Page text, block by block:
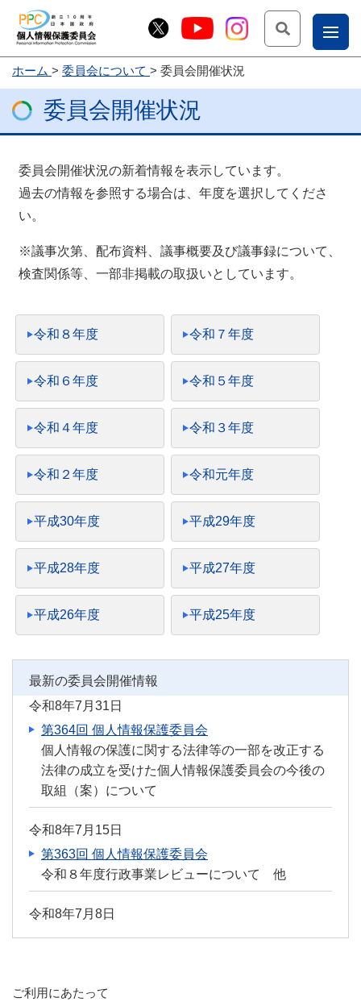
問
せ
こー
ー部
ホーム 委員会について 委員会開催状況
委員会開催状況
委員会開催状況の新着情報を表示しています。
過去の情報を参照する場合は、年度を選択してくださ
い。
※議事次第、配布資料、議事概要及び議事録について、
検査関係等、一部非掲載の取扱いとしています。
令和８年度 令和７年度
令和６年度 令和５年度
令和４年度 令和３年度
令和２年度 令和元年度
平成30年度 平成29年度
平成28年度 平成27年度
平成26年度 平成25年度
最新の委員会開催情報
令和8年7月31日
第364回 個人情報保護委員会
個人情報の保護に関する法律等の一部を改正する
法律の成立を受けた個人情報保護委員会の今後の
取組（案）について
令和8年7月15日
第363回 個人情報保護委員会
令和８年度行政事業レビューについて 他
令和8年7月8日
第362回 個人情報保護委員会
ご利用にあたって